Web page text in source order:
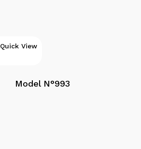
Quick View
Model N°993